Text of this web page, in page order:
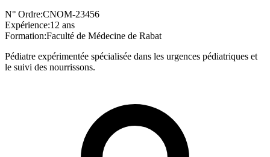
N° Ordre:CNOM-23456
Expérience:12 ans
Formation:Faculté de Médecine de Rabat
Pédiatre expérimentée spécialisée dans les urgences pédiatriques et
le suivi des nourrissons.